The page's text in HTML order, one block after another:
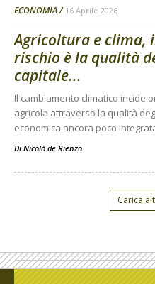
ECONOMIA 16 Aprile 2026
Agricoltura e clima,
rischio è la qualità
capitale...
Il cambiamento climatico incide
agricola attraverso la qualità
economica ancora poco
Di Nicolò de Rienzo
Carica